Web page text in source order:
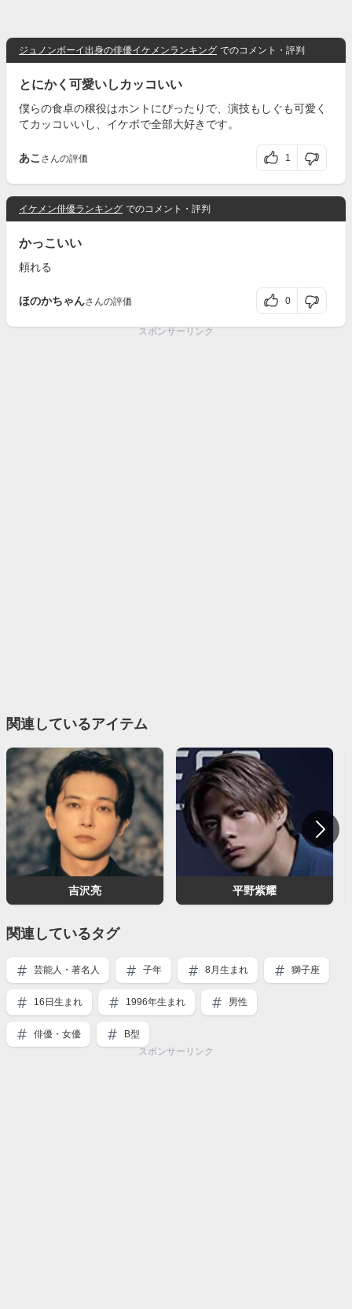
ジュノンボーイ出身の俳優イケメンランキング でのコメント・評判
とにかく可愛いしカッコいい
僕らの食卓の穣役はホントにぴったりで、演技もしぐも可愛く
てカッコいいし、イケボで全部大好きです。
あこ さんの評価 1
イケメン俳優ランキング でのコメント・評判
かっこいい
頼れる
ほのかちゃんさんの評価 0
スポンサーリンク
関連しているアイテム
吉沢亮 平野紫耀
関連しているタグ
芸能人・著名人 子年 8月生まれ 獅子座
16日生まれ 1996年生まれ 男性
俳優・女優
B型
スポンサーリンク